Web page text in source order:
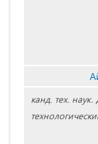
канд. тех.